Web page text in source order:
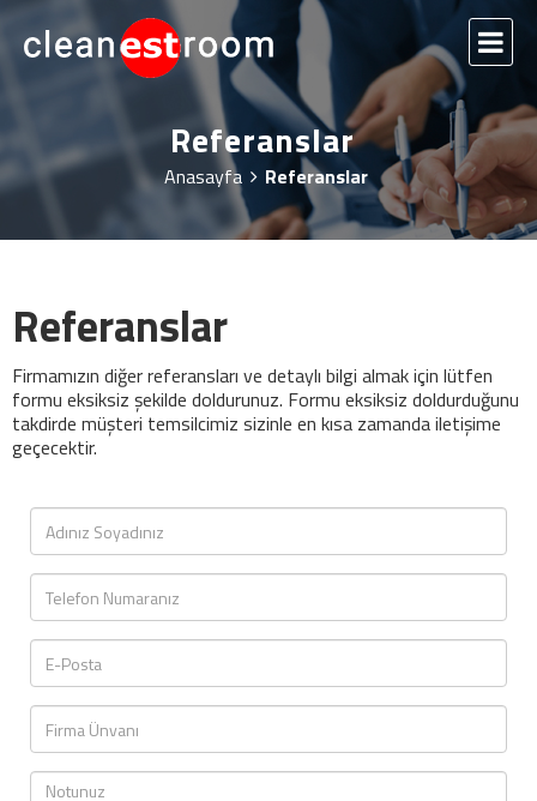
Referanslar
Anasayfa Referanslar
Referanslar
Firmamızın diğer referansları ve detaylı bilgi almak için lütfen
formu eksiksiz şekilde doldurunuz. Formu eksiksiz doldurduğunu
takdirde müşteri temsilcimiz sizinle en kısa zamanda iletişime
geçecektir.